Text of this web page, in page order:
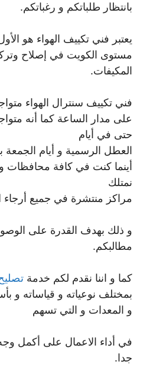
بانتظار طلباتكم و رغباتكم.
يعتبر فني تكييف الهواء هو
مستوى الكويت في إصلاح
المكيفات.
فني تكييف سنترال الهواء
على مدار الساعة كما أنه
حتى في أيام
العطل الرسمية و أيام الجمعة
أينما كنت في كافة محافظات و
نمتلك
مراكز منتشرة في جميع أرجاء
و ذلك بهدف القدرة على
مطالبكم.
كما و اننا نقدم لكم خدمة
بمختلف نوعياته و قياساته و
و المعدات و التي تسهم
في أداء الاعمال على أكمل
جدا.